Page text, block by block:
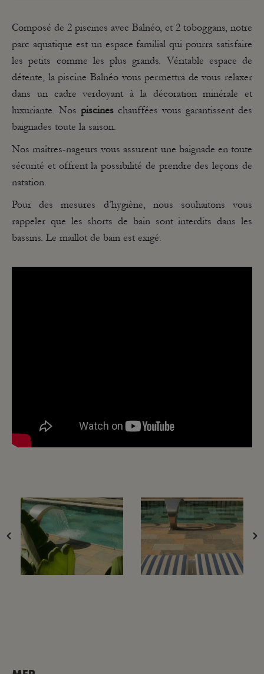
Composé de 2 piscines avec Balnéo, et 2 toboggans, notre
parc aquatique est un espace familial qui pourra satisfaire
les petits comme les plus grands. Véritable espace de
détente, la piscine Balnéo vous permettra de vous relaxer
dans un cadre verdoyant à la décoration minérale et
luxuriante. Nos piscines chauffées vous garantissent des
baignades toute la saison.
Nos maîtres-nageurs vous assurent une baignade en toute
sécurité et offrent la possibilité de prendre des leçons de
natation.
Pour des mesures d’hygiène, nous souhaitons vous
rappeler que les shorts de bain sont interdits dans les
bassins. Le maillot de bain est exigé.